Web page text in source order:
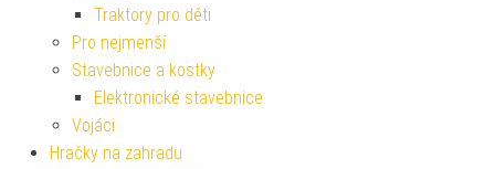
Traktory pro děti
Pro nejmenší
Stavebnice a kostky
Elektronické stavebnice
Vojáci
Hračky na zahradu